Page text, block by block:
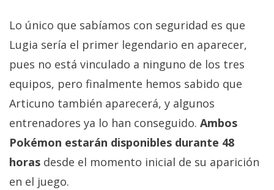
ordenadores,
apps,
informática,
videojuegos,
comparativas,
trucos y
tutoriales.
El Grupo
(CC) 2006-
2026.
Algunos
derechos
reservados.
Lo único que sabíamos con seguridad es que
Lugia sería el primer legendario en aparecer,
pues no está vinculado a ninguno de los tres
equipos, pero finalmente hemos sabido que
Articuno también aparecerá, y algunos
entrenadores ya lo han conseguido. Ambos
Pokémon estarán disponibles durante 48
horas desde el momento inicial de su aparición
en el juego.